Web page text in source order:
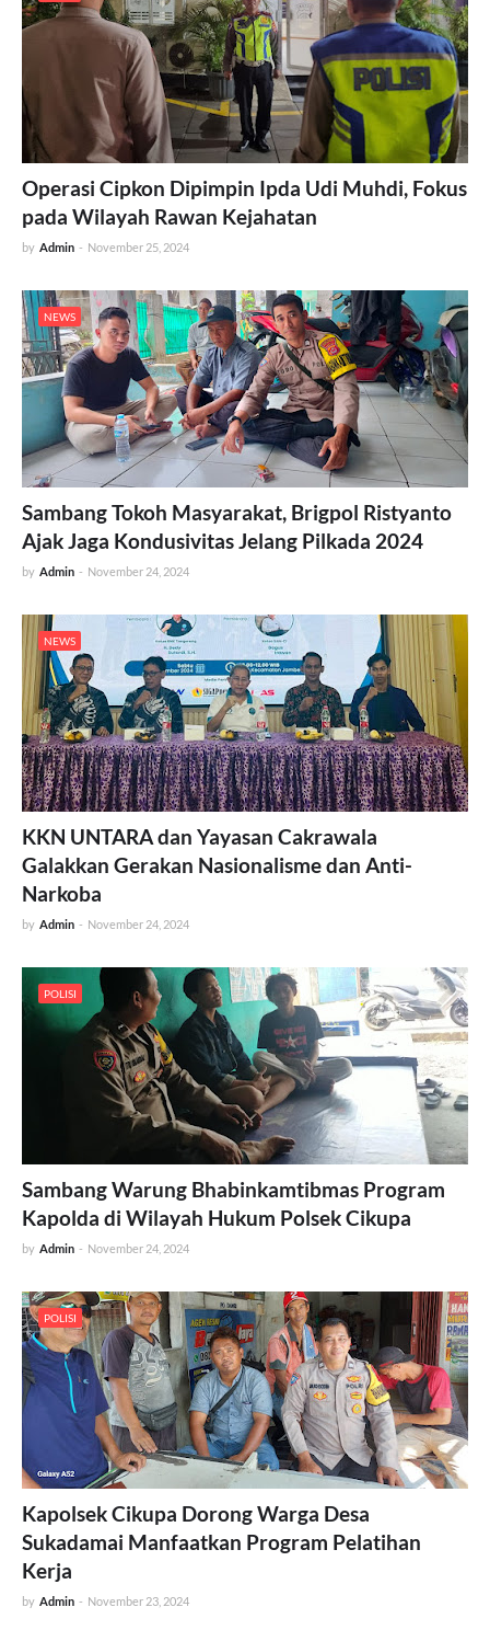
Operasi Cipkon Dipimpin Ipda Udi Muhdi, Fokus
pada Wilayah Rawan Kejahatan
by Admin - November 25, 2024
NEWS
Sambang Tokoh Masyarakat, Brigpol Ristyanto
Ajak Jaga Kondusivitas Jelang Pilkada 2024
by Admin - November 24, 2024
NEWS
KKN UNTARA dan Yayasan Cakrawala
Galakkan Gerakan Nasionalisme dan Anti-
Narkoba
by Admin - November 24, 2024
POLISI
Sambang Warung Bhabinkamtibmas Program
Kapolda di Wilayah Hukum Polsek Cikupa
by Admin - November 24, 2024
POLISI
Kapolsek Cikupa Dorong Warga Desa
Sukadamai Manfaatkan Program Pelatihan
Kerja
by Admin - November 23, 2024